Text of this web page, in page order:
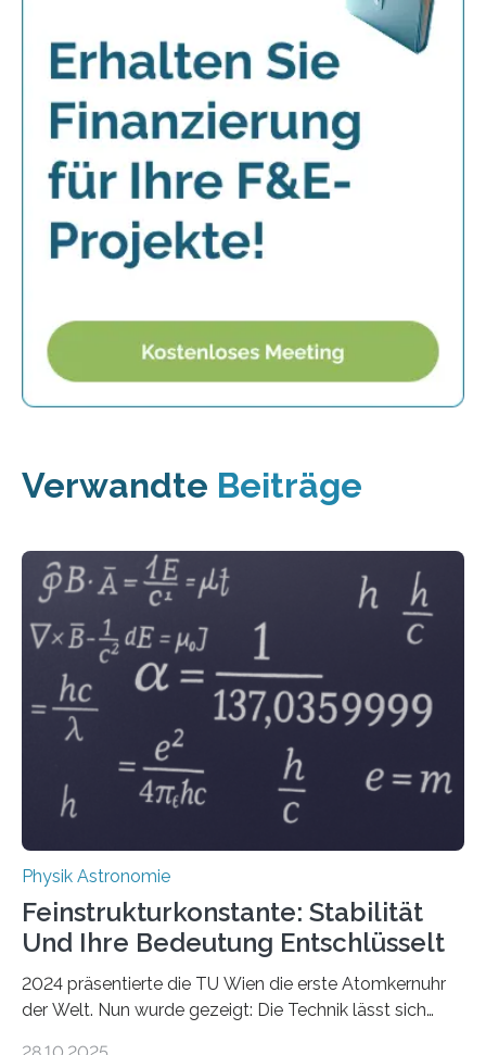
Verwandte Beiträge
Physik Astronomie
Feinstrukturkonstante: Stabilität
Und Ihre Bedeutung Entschlüsselt
2024 präsentierte die TU Wien die erste Atomkernuhr
der Welt. Nun wurde gezeigt: Die Technik lässt sich